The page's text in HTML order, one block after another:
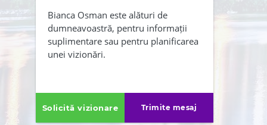
Bianca Osman este alături de
dumneavoastră, pentru informații
suplimentare sau pentru planificarea
unei vizionări.
Solicită vizionare Trimite mesaj
Am citit și sunt de acord cu
termenii și conditiile
,
Politica de confidentialitate